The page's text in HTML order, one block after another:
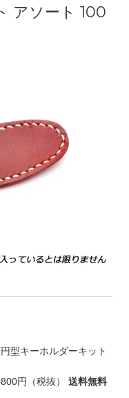
アソート 100
型キーホルダーキット
円（税抜） 送料無料